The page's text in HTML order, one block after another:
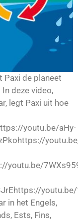
Paxi de planeet
deze video,
legt Paxi uit hoe
youtu.be/aHy-
youtu.be/
in het Engels,
Ests, Fins,